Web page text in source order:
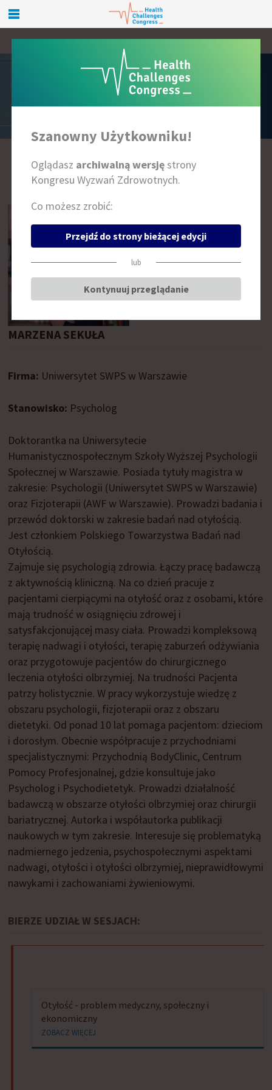
PRELEGENCI
B C D E F G H I J K L Ł M
U W Z
MARZENA SEKUŁA
Firma: Uniwersytet SWPS w Warszawie
Stanowisko: Psycholog
Doktorantka na Uniwersytecie
Humanistycznospołecznym Szkoły Wyższej Psychologii
Społecznej w Warszawie. Posiada tytuły magistra w
zakresie: Psychologii (Uniwersytet SWPS w Warszawie)
oraz Fizjoterapii (AWF w Warszawie). Prowadzi badania i
przewód doktorski w zakresie badań nad otyłością.
Jest członkiem Polskiego Towarzystwa Badań nad
Otyłością.
Zajmuje się psychologią zdrowia. Łączy pracę badawczą
z aktywnością kliniczną. Na co dzień pracuje z
pacjentami cierpiącymi na otyłość oraz z osobami, które
mają trudność w osiągnięciu zdrowej i
satysfakcjonującej masy ciała. Prowadzi kompleksową
terapię nadwagi i otyłości, terapię zaburzeń odżywiania
oraz przygotowuje pacjentów do chirurgicznego
leczenia otyłości olbrzymiej. Na trudności Pacjenta
patrzy holistycznie. W pracy wykorzystuje wiedzę z
obszaru psychologii, fizjoterapii oraz z obszaru
dietetyki. Od ponad 10 lat pomaga pacjentom: dzieciom
i dorosłym. Obecnie współpracuje z przychodniami
specjalistycznymi: Przychodnią BodyClinic, Centrum
Pomocy Profesjonalnej, gdzie konsultuje jako
Psycholog i Psychodietetyk. Prowadzi działalność
badawczą w obszarze otyłości olbrzymiej oraz chirurgii
bariatrycznej. Autorka i współautorka publikacji
naukowych w tym zakresie. Interesuje się problematyką
nadmiernego jedzenia, psychospołecznymi aspektami
nadwagi, otyłości i otyłości olbrzymiej, nieprawidłowymi
nawykami i zachowaniami żywieniowymi.
BIERZE UDZIAŁ W SESJACH:
Otyłość - problem medyczny, społeczny i
ekonomiczny
ZOBACZ WIĘCEJ
Szanowny Użytkowniku!
Oglądasz archiwalną wersjęstrony
Kongresu Wyzwań Zdrowotnych.
Co możesz zrobić:
Przejdź do strony bieżącej edycji
lub
Kontynuuj przeglądanie